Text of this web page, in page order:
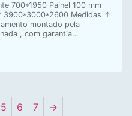
700*1950 Painel 100 mm
3900*3000*2600 Medidas ↑
montado pela
, com garantia…
5 6 7 →